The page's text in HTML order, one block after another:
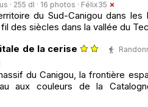
· 255 dl · 16 photos · Félix35
du Sud-Canigou dans
des siècles dans la vallée du
de la cerise
du Canigou, la frontière
aux couleurs de la